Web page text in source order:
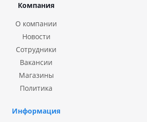
Компания
О компании
Новости
Сотрудники
Вакансии
Магазины
Политика
Информация